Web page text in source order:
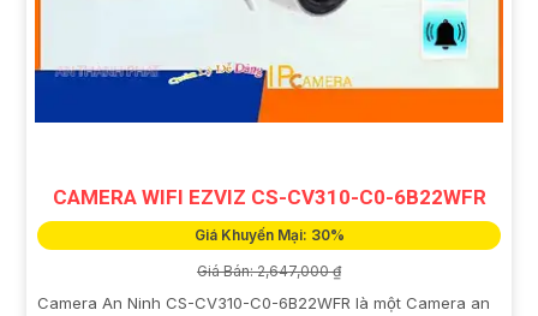
CAMERA WIFI EZVIZ CS-CV310-C0-6B22WFR
Giá Khuyến Mại: 30%
Giá Bán: 2,647,000 ₫
Camera An Ninh CS-CV310-C0-6B22WFR là một Camera an